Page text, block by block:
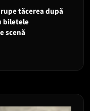
rupe tăcerea după
biletele
scenă